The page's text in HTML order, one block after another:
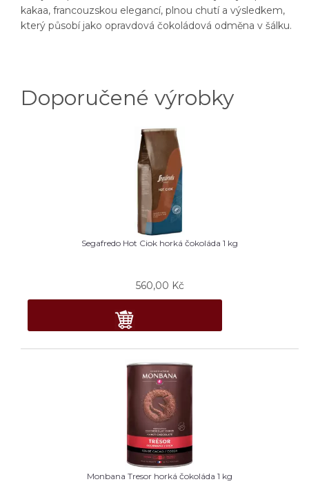
kakaa, francouzskou elegancí, plnou chutí a výsledkem,
který působí jako opravdová čokoládová odměna v šálku.
Doporučené výrobky
Segafredo Hot Ciok horká čokoláda 1 kg
560,00 Kč
Monbana Tresor horká čokoláda 1 kg